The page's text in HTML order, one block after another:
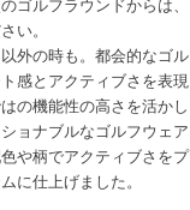
ゴルフラウンドからは
い。
外の時も。都会的なゴ
感とアクティブさを表
の機能性の高さを活か
ョナブルなゴルフウェ
や柄でアクティブさを
に仕上げました。